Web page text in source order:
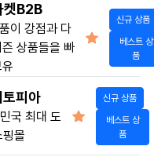
켓B2B
이 강점과 다
상품들을 빠
신규 상품
베스트 상
품
토피아
국 최대 도
핑몰
신규 상품
베스트 상
품